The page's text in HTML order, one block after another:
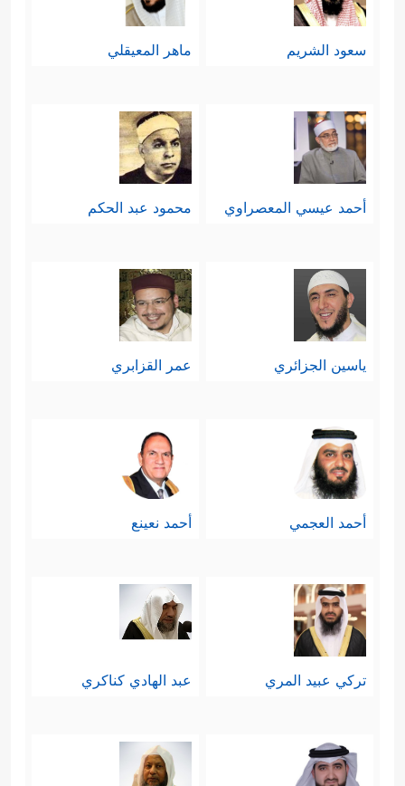
سعود الشريم ماهر المعيقلي
أحمد عيسي المعصراوي محمود عبد الحكم
ياسين الجزائري عمر القزابري
أحمد العجمي أحمد نعينع
تركي عبيد المري عبد الهادي كناكري